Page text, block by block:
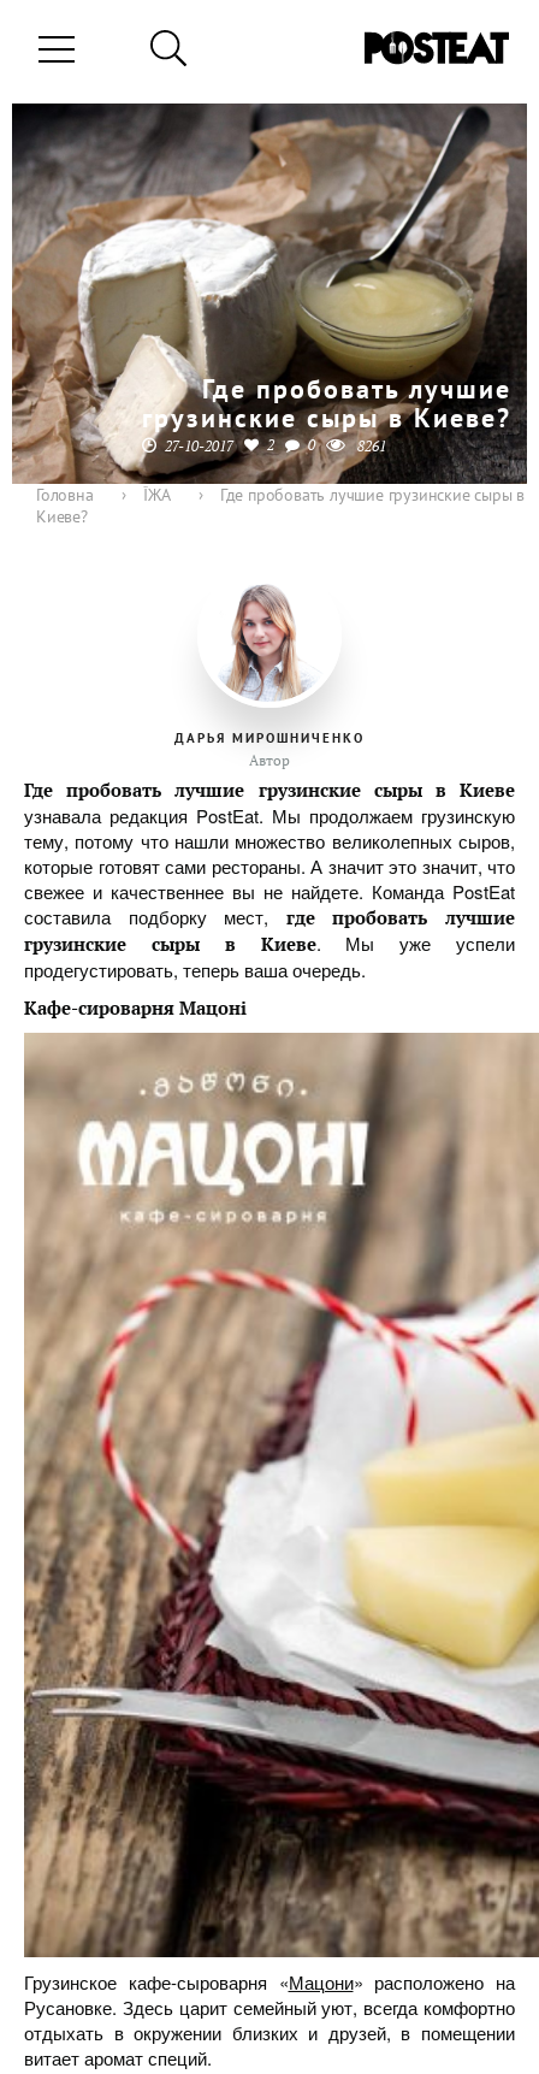
Где пробовать лучшие
грузинские сыры в Киеве?
27-10-2017 2 0 8261
Головна › ЇЖА ›
Где пробовать лучшие грузинские сыры в
Киеве?
ДАРЬЯ МИРОШНИЧЕНКО
Автор
Где пробовать лучшие грузинские сыры в Киеве
узнавала редакция PostEat. Мы продолжаем грузинскую
тему, потому что нашли множество великолепных сыров,
которые готовят сами рестораны. А значит это значит, что
свежее и качественнее вы не найдете. Команда PostEat
составила подборку мест, где пробовать лучшие
грузинские сыры в Киеве. Мы уже успели
продегустировать, теперь ваша очередь.
Кафе-сироварня Мацоні
Грузинское кафе-сыроварня «Мацони» расположено на
Русановке. Здесь царит семейный уют, всегда комфортно
отдыхать в окружении близких и друзей, в помещении
витает аромат специй.